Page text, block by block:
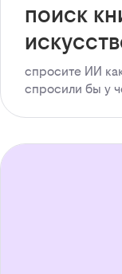
поиск
спросите ИИ
спросили бы у